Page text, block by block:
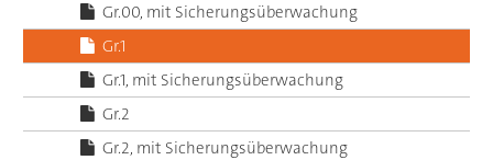
Gr.00, mit Sicherungsüberwachung
Gr.1
Gr.1, mit Sicherungsüberwachung
Gr.2
Gr.2, mit Sicherungsüberwachung